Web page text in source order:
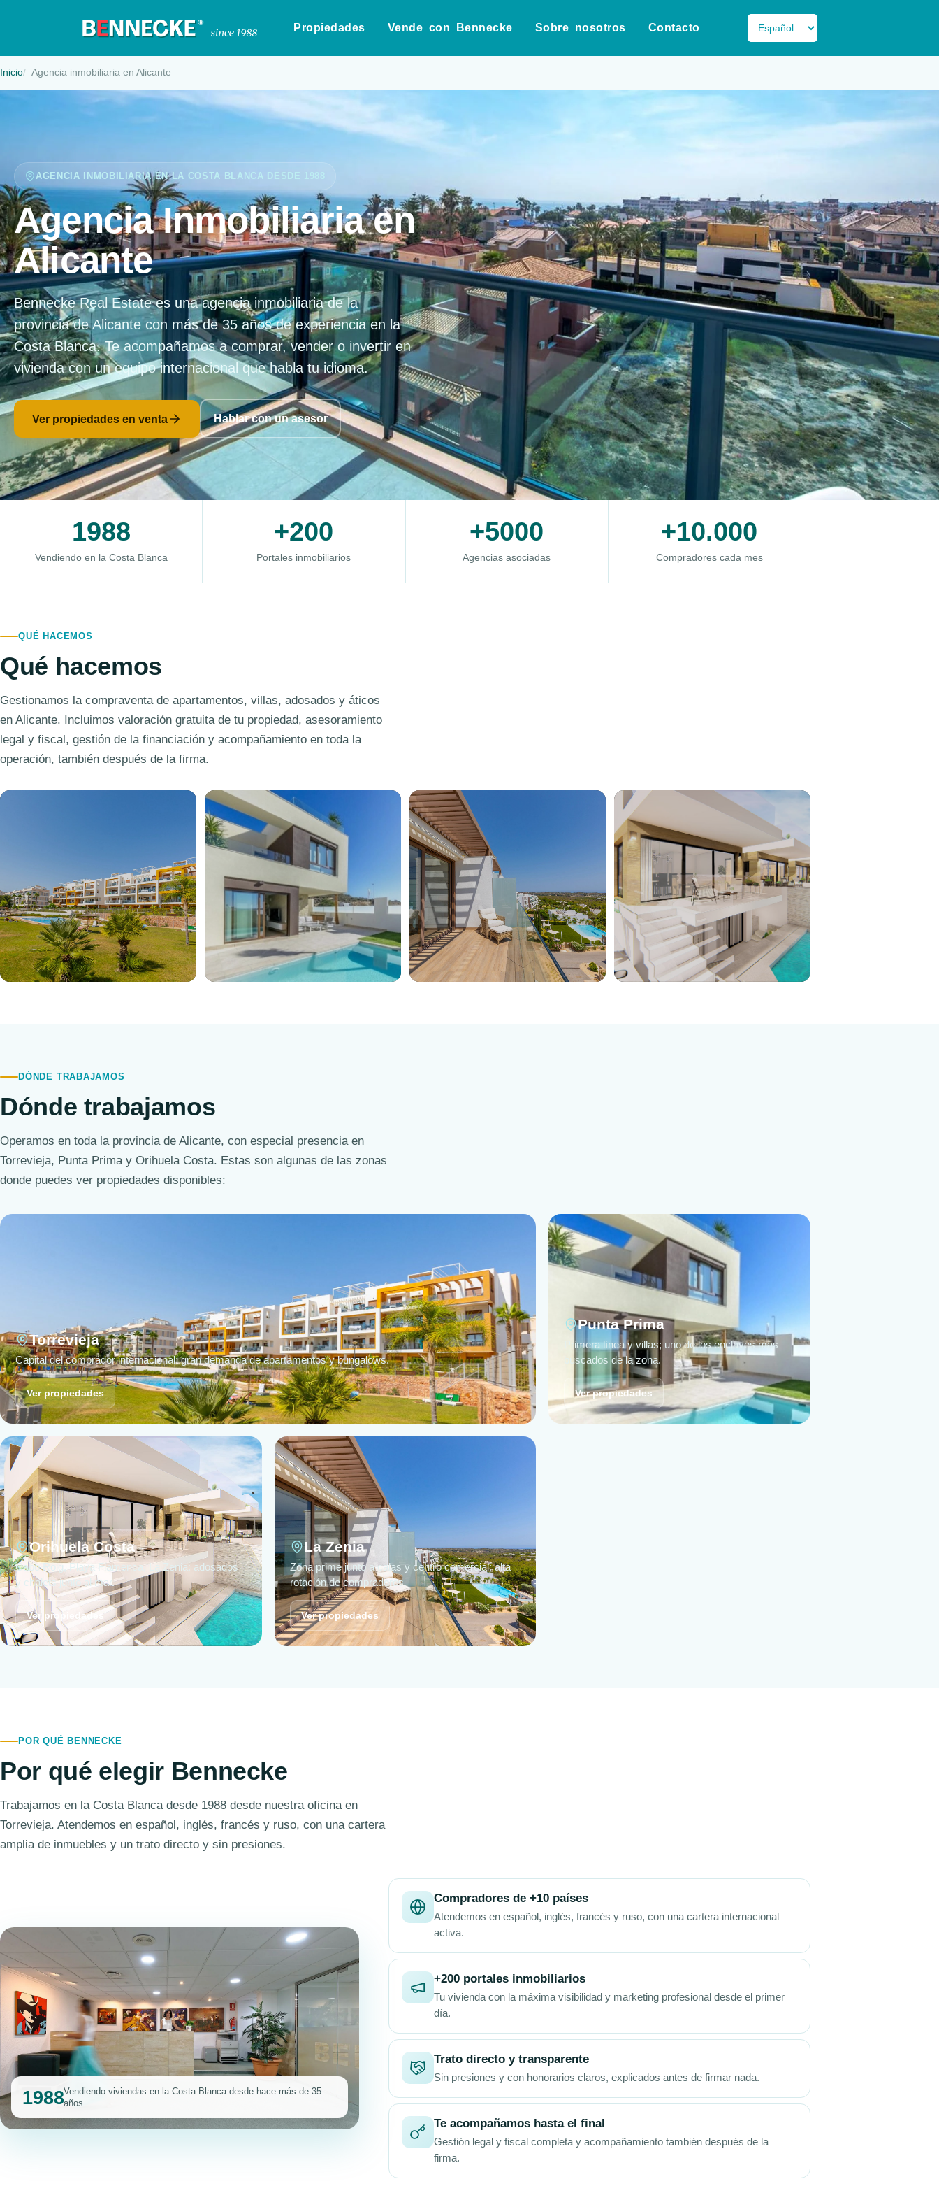
Propiedades Vende con Bennecke Sobre nosotros Contacto
Inicio Agencia inmobiliaria en Alicante
AGENCIA INMOBILIARIA EN LA COSTA BLANCA DESDE 1988
Agencia Inmobiliaria en
Alicante
Bennecke Real Estate es una agencia inmobiliaria de la
provincia de Alicante con más de 35 años de experiencia en la
Costa Blanca. Te acompañamos a comprar, vender o invertir en
vivienda con un equipo internacional que habla tu idioma.
Ver propiedades en venta Hablar con un asesor
1988
Vendiendo en la Costa Blanca
+200
Portales inmobiliarios
+5000
Agencias asociadas
+10.000
Compradores cada mes
QUÉ HACEMOS
Qué hacemos
Gestionamos la compraventa de apartamentos, villas, adosados y áticos
en Alicante. Incluimos valoración gratuita de tu propiedad, asesoramiento
legal y fiscal, gestión de la financiación y acompañamiento en toda la
operación, también después de la firma.
DÓNDE TRABAJAMOS
Dónde trabajamos
Operamos en toda la provincia de Alicante, con especial presencia en
Torrevieja, Punta Prima y Orihuela Costa. Estas son algunas de las zonas
donde puedes ver propiedades disponibles:
Torrevieja
Capital del comprador internacional: gran demanda de apartamentos y bungalows.
Ver propiedades
Punta Prima
Primera línea y villas; uno de los enclaves más
buscados de la zona.
Ver propiedades
Orihuela Costa
Cabo Roig, Playa Flamenca, La Zenia: adosados
y chalets junto al mar.
Ver propiedades
La Zenia
Zona prime junto a calas y centro comercial; alta
rotación de compradores.
Ver propiedades
POR QUÉ BENNECKE
Por qué elegir Bennecke
Trabajamos en la Costa Blanca desde 1988 desde nuestra oficina en
Torrevieja. Atendemos en español, inglés, francés y ruso, con una cartera
amplia de inmuebles y un trato directo y sin presiones.
1988Vendiendo viviendas en la Costa Blanca desde hace más de 35
años
Compradores de +10 países
Atendemos en español, inglés, francés y ruso, con una cartera internacional
activa.
+200 portales inmobiliarios
Tu vivienda con la máxima visibilidad y marketing profesional desde el primer
día.
Trato directo y transparente
Sin presiones y con honorarios claros, explicados antes de firmar nada.
Te acompañamos hasta el final
Gestión legal y fiscal completa y acompañamiento también después de la
firma.